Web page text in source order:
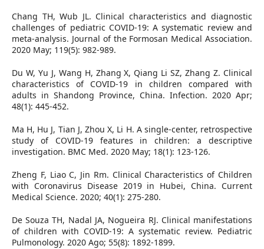
Chang TH, Wub JL. Clinical characteristics and diagnostic
challenges of pediatric COVID-19: A systematic review and
meta-analysis. Journal of the Formosan Medical Association.
2020 May; 119(5): 982-989.
Du W, Yu J, Wang H, Zhang X, Qiang Li SZ, Zhang Z. Clinical
characteristics of COVID-19 in children compared with
adults in Shandong Province, China. Infection. 2020 Apr;
48(1): 445-452.
Ma H, Hu J, Tian J, Zhou X, Li H. A single-center, retrospective
study of COVID-19 features in children: a descriptive
investigation. BMC Med. 2020 May; 18(1): 123-126.
Zheng F, Liao C, Jin Rm. Clinical Characteristics of Children
with Coronavirus Disease 2019 in Hubei, China. Current
Medical Science. 2020; 40(1): 275-280.
De Souza TH, Nadal JA, Nogueira RJ. Clinical manifestations
of children with COVID-19: A systematic review. Pediatric
Pulmonology. 2020 Ago; 55(8): 1892-1899.